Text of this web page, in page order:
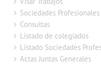
Sociedades Profesionales
Consultas
Listado de colegiados
Listado Sociedades
Actas Juntas Generales